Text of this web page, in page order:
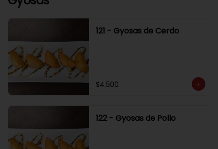
121 - Gyosas de Cerdo
$4.500
122 - Gyosas de Pollo